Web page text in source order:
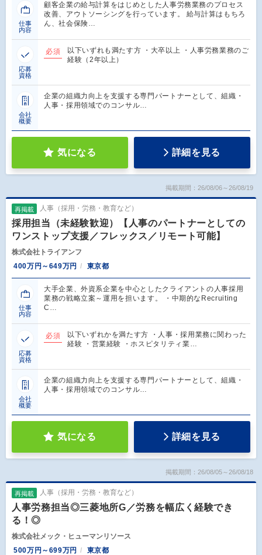
仕事
内容
顧客企業の給与計算をはじめとした人事労務業務のプロセス
改善、アウトソーシングを行っています。 給与計算はもちろ
ん、社会保険…
応募
資格
必須
以下いずれも満たす方 ・大卒以上 ・人事労務業務のご
経験（2年以上）
会社
概要
企業の組織力向上を支援する専門パートナーとして、組織・
人事・採用領域でのコンサル…
気になる 詳細を見る
掲載期間：26/08/06～26/08/19
再掲載 人事（採用・労務・教育など）
採用担当（未経験歓迎）【人事のパートナーとしての
ワンストップ支援／フレックス／リモート可能】
株式会社トライアンフ
400万円～649万円
東京都
仕事
内容
大手企業、外資系企業を中心としたクライアントの人事採用
業務の戦略立案～運用を担います。 ・中期的なRecruiting
C…
応募
資格
必須
以下いずれかを満たす方 ・人事・採用業務に関わった
経験 ・営業経験 ・ホスピタリティ業…
会社
概要
企業の組織力向上を支援する専門パートナーとして、組織・
人事・採用領域でのコンサル…
気になる 詳細を見る
掲載期間：26/08/05～26/08/18
再掲載 人事（採用・労務・教育など）
人事労務担当◎三菱地所G／労務を幅広く経験でき
る！◎
株式会社メック・ヒューマンリソース
500万円～699万円
東京都